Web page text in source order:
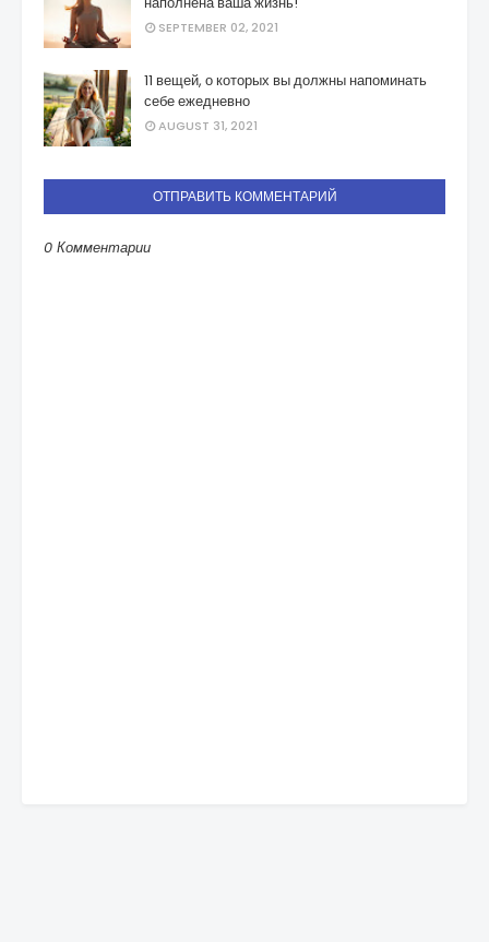
SEPTEMBER 02, 2021
11 вещей, о которых вы должны напоминать
себе ежедневно
AUGUST 31, 2021
ОТПРАВИТЬ КОММЕНТАРИЙ
0 Комментарии